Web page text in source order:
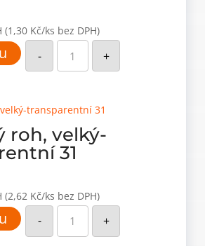
(1,30 Kč/ks bez DPH)
-
Plastový
roh,
velký-
sv.šedá
množství
+
roh, velký-
31
(2,62 Kč/ks bez DPH)
-
Plastový
roh,
velký-
transparentní
+